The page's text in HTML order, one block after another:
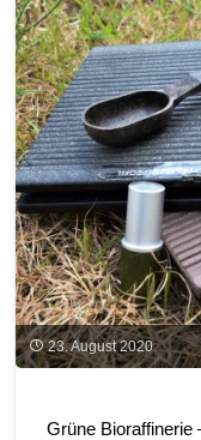
23. August 2020
Grüne Bioraffinerie